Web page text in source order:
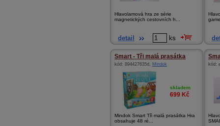
Hlavolamová hra ze série
magnetických cestovních h...
detail ks
Smart - Tři malá prasátka
kód: 894427635d , Mindok
skladem
699 Kč
Mindok Smart Tři malá prasátka Hra
obsahuje 48 ré...
kód: